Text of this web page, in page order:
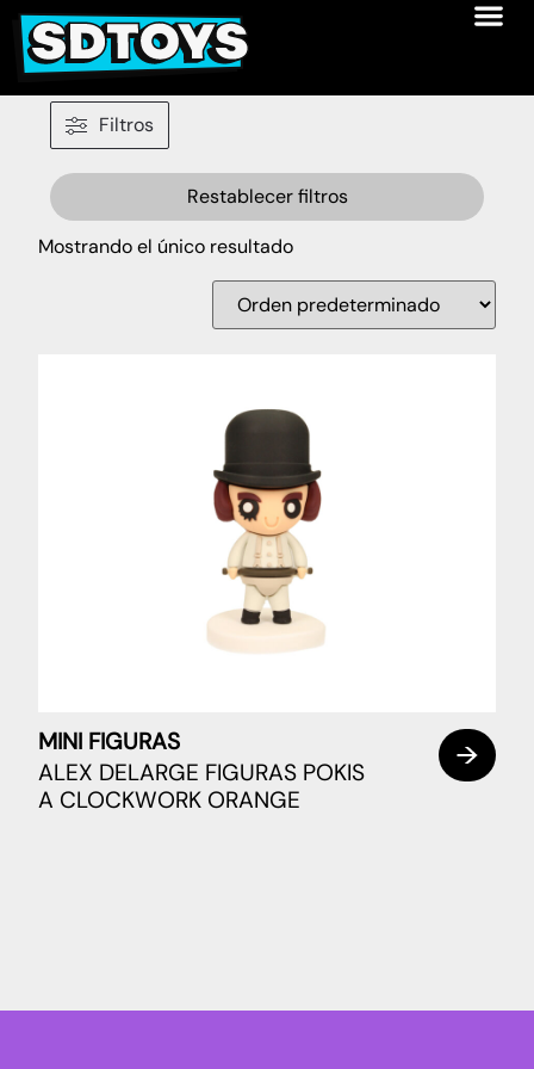
Filtros
Restablecer filtros
Mostrando el único resultado
MINI FIGURAS
ALEX DELARGE FIGURAS POKIS
A CLOCKWORK ORANGE